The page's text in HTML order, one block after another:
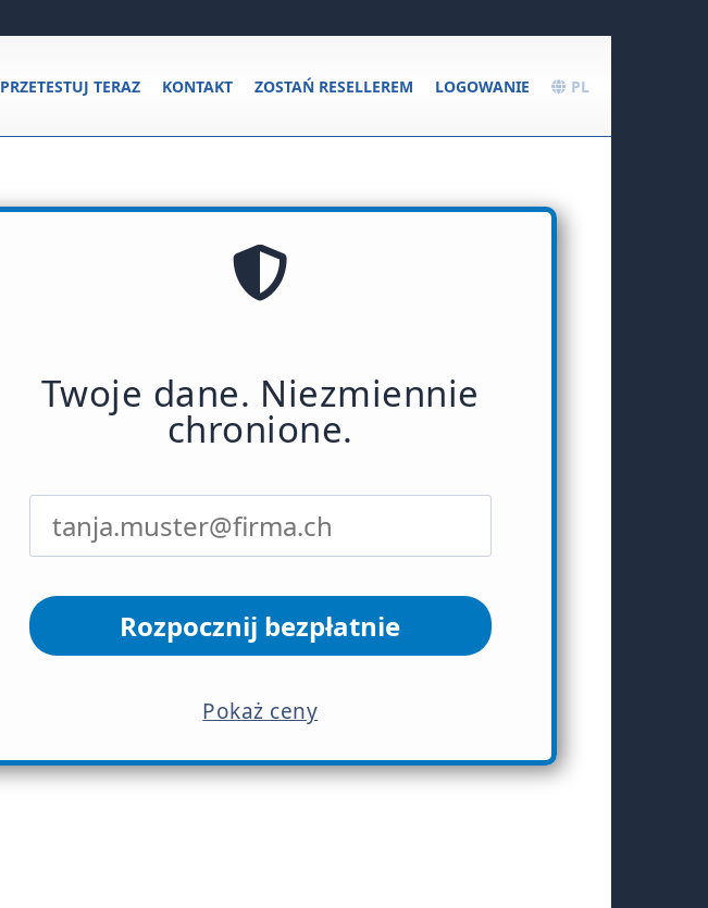
PL
LOGOWANIE
ZOSTAŃ RESELLEREM
KONTAKT
PRZETESTUJ TERAZ
Twoje dane. Niezmiennie
chronione.
Rozpocznij bezpłatnie
Pokaż ceny